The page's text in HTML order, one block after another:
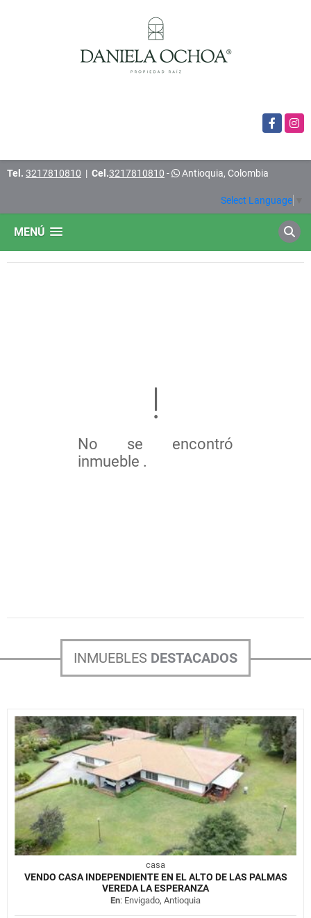
Facebook
Tel. 3217810810 | Cel.3217810810 - Antioquia, Colombia
Select Language
MENÚ
No se encontró
inmueble .
INMUEBLES DESTACADOS
casa
VENDO CASA INDEPENDIENTE EN EL ALTO DE LAS PALMAS
VEREDA LA ESPERANZA
En: Envigado, Antioquia